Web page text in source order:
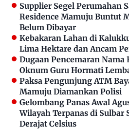
Supplier Segel Perumahan
Residence Mamuju Buntut
Belum Dibayar
Kebakaran Lahan di
Lima Hektare dan Ancam
Dugaan Pencemaran Nama
Oknum Guru Hormati
Paksa Pengunjung ATM
Mamuju Diamankan Polisi
Gelombang Panas Awal
Wilayah Terpanas di Sulbar
Derajat Celsius